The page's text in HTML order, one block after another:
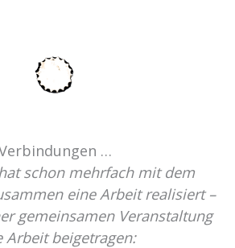
…
schon mehrfach mit dem
eine Arbeit realisiert –
gemeinsamen Veranstaltung
Arbeit beigetragen: